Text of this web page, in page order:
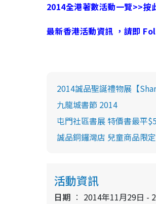
2014全港著數活動一覽>>按
最新香港活動資訊 ，請即
2014誠品聖誕禮物展【
九龍城書節 2014
屯門社區書展 特價書最平
誠品銅鑼灣店 兒童商品限
活動資訊
日期
2014年11月29日 -